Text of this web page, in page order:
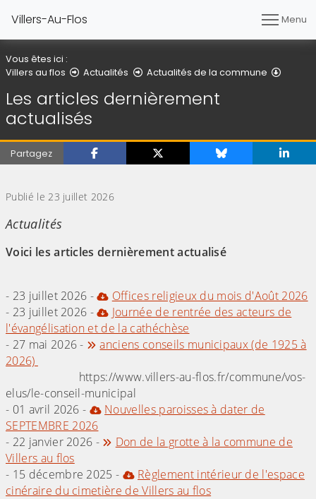
Villers-Au-Flos Menu
Vous êtes ici :
Villers au flos
Actualités Actualités de la commune
Les articles dernièrement
actualisés
Partagez
Publié le 23 juillet 2026
Actualités
Voici les articles dernièrement actualisé
- 23 juillet 2026 -
Offices religieux du mois d'Août 2026
- 23 juillet 2026 -
Journée de rentrée des acteurs de
l'évangélisation et de la cathéchèse
- 27 mai 2026 -
anciens conseils municipaux (de 1925 à
2026)
https://www.villers-au-flos.fr/commune/vos-
elus/le-conseil-municipal
- 01 avril 2026 -
Nouvelles paroisses à dater de
SEPTEMBRE 2026
- 22 janvier 2026 -
Don de la grotte à la commune de
Villers au flos
- 15 décembre 2025 -
Règlement intérieur de l'espace
cinéraire du cimetière de Villers au flos